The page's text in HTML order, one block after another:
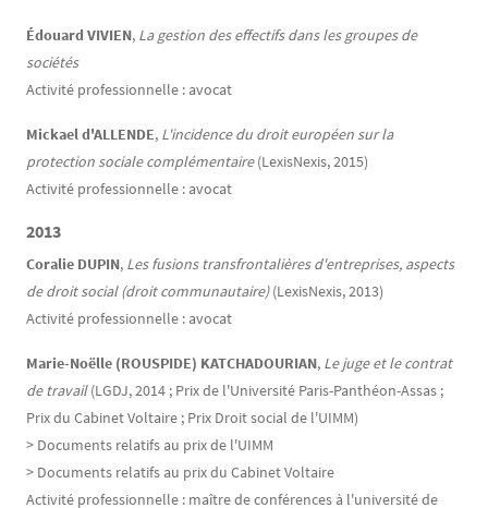
Édouard VIVIEN, La gestion des effectifs dans les groupes de
sociétés
Activité professionnelle : avocat
Mickael d'ALLENDE, L'incidence du droit européen sur la
protection sociale complémentaire(LexisNexis, 2015)
Activité professionnelle : avocat
2013
Coralie DUPIN, Les fusions transfrontalières d'entreprises, aspects
de droit social (droit communautaire)(LexisNexis, 2013)
Activité professionnelle : avocat
Marie-Noëlle (ROUSPIDE) KATCHADOURIAN, Le juge et le contrat
de travail(LGDJ, 2014 ; Prix de l'Université Paris-Panthéon-Assas ;
Prix du Cabinet Voltaire ; Prix Droit social de l'UIMM)
> Documents relatifs au prix de l'UIMM
> Documents relatifs au prix du Cabinet Voltaire
Activité professionnelle : maître de conférences à l'université de